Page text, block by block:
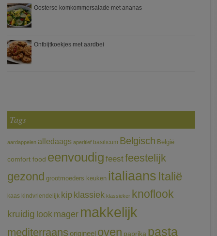
Oosterse komkommersalade met ananas
Ontbijtkoekjes met aardbei
Tags
aardappelen alledaags aperitief basilicum Belgisch België
comfort food eenvoudig feestfeestelijk
gezond grootmoeders keuken italiaans Italië
kaas kindvriendelijk kip klassiek klassieker knoflook
kruidig look mager makkelijk
mediterraans origineel oven paprika pasta